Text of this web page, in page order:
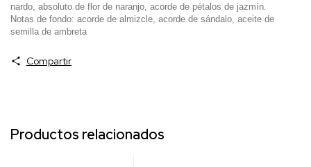
nardo, absoluto de flor de naranjo, acorde de pétalos de jazmín.
Notas de fondo: acorde de almizcle, acorde de sándalo, aceite de
semilla de ambreta
Compartir
Productos relacionados